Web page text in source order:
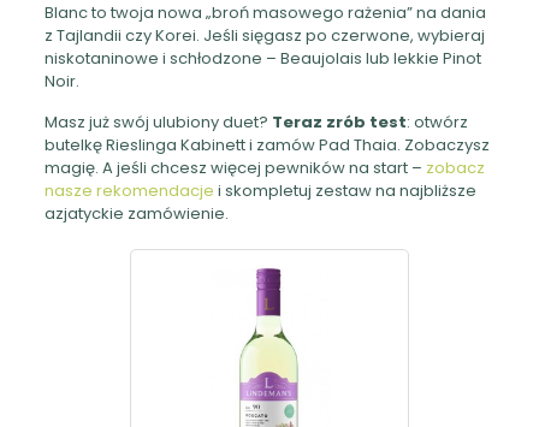
Blanc to twoja nowa „broń masowego rażenia” na dania
z Tajlandii czy Korei. Jeśli sięgasz po czerwone, wybieraj
niskotaninowe i schłodzone – Beaujolais lub lekkie Pinot
Noir.
Masz już swój ulubiony duet? Teraz zrób test: otwórz
butelkę Rieslinga Kabinett i zamów Pad Thaia. Zobaczysz
magię. A jeśli chcesz więcej pewników na start – zobacz
nasze rekomendacje i skompletuj zestaw na najbliższe
azjatyckie zamówienie.